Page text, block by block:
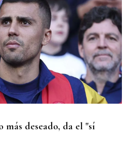
deseado, da el "sí